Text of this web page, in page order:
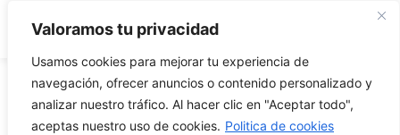
Valoramos tu privacidad
Usamos cookies para mejorar tu experiencia de
navegación, ofrecer anuncios o contenido personalizado y
analizar nuestro tráfico. Al hacer clic en "Aceptar todo",
aceptas nuestro uso de cookies. Politica de cookies
Market Clave
Marzo 15, 2026